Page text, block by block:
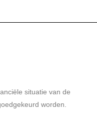
situatie van de
worden.